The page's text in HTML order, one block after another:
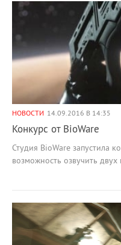
НОВОСТИ 14.09.2016 В 14:35
Конкурс от BioWare
Студия BioWare запустила
возможность озвучить